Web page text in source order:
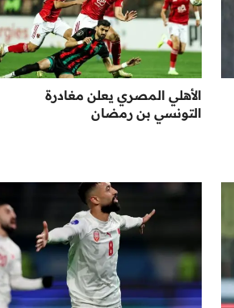
الأهلي المصري يعلن مغادرة
التونسي بن رمضان